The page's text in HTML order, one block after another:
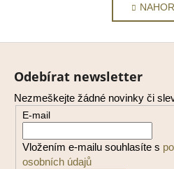
v
l
á
í
v
n
k
Z
Odebírat newsletter
Nezmeškejte žádné novinky či
E-mail
Vložením e-mailu souhlasíte s
osobních údajů